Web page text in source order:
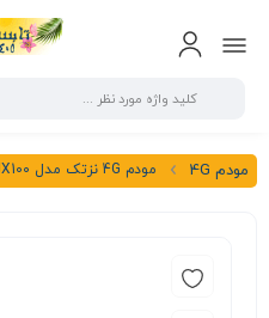
مودم 4G مودم 4G نزتک مدل 77UX100